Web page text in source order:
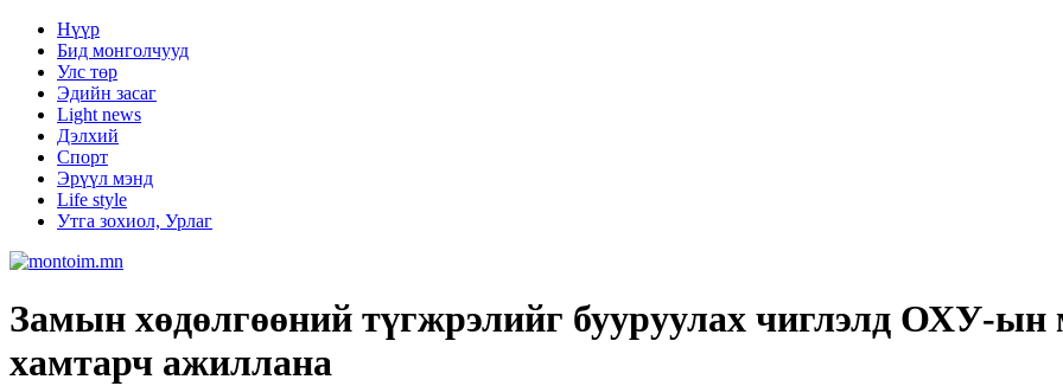
Нүүр
Бид монголчууд
Улс төр
Эдийн засаг
Light news
Дэлхий
Спорт
Эрүүл мэнд
Life style
Утга зохиол, Урлаг
Замын хөдөлгөөний түгжрэлийг бууруулах чиглэлд ОХУ-ын
хамтарч ажиллана